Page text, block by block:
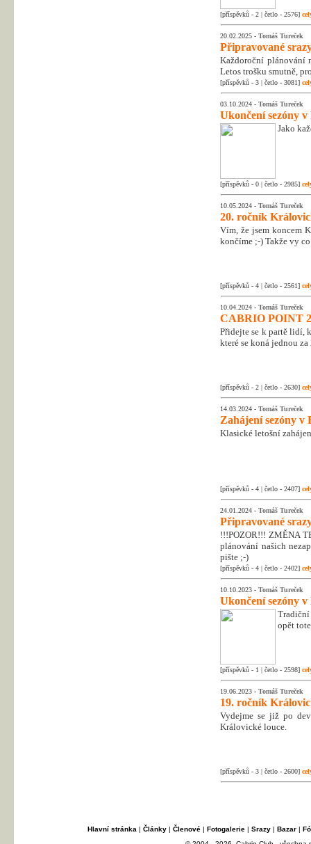
[příspěvků - 2 | četlo - 2576]
20.02.2025 - Tomáš Tureček
Připravované
Každoroční plánování
Letos trošku smutně,
[příspěvků - 3 | četlo - 3081]
03.10.2024 - Tomáš Tureček
Ukončení sezóny v
Jako
[příspěvků - 0 | četlo - 2985]
10.05.2024 - Tomáš Tureček
20. ročník
Vím, že jsem koncem
končíme ;-) Takže vy
[příspěvků - 4 | četlo - 2561]
10.04.2024 - Tomáš Tureček
CABRIO POINT
Přidejte se k partě lidí,
které se koná jednou
[příspěvků - 2 | četlo - 2630]
14.03.2024 - Tomáš Tureček
Zahájení sezóny v
Klasické letošní
[příspěvků - 4 | četlo - 2407]
24.01.2024 - Tomáš Tureček
Připravované
!!!POZOR!!! ZMĚNA
plánování našich
pište ;-)
[příspěvků - 4 | četlo - 2402]
10.10.2023 - Tomáš Tureček
Ukončení sezóny v
opět
[příspěvků - 1 | četlo - 2598]
19.06.2023 - Tomáš Tureček
19. ročník
Vydejme se již po
Královické louce.
[příspěvků - 3 | četlo - 2600]
Hlavní stránka | Články| Členové| Fotogalerie| Srazy| Bazar|